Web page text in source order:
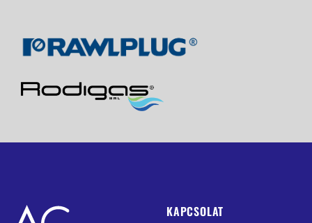
KAPCSOLAT